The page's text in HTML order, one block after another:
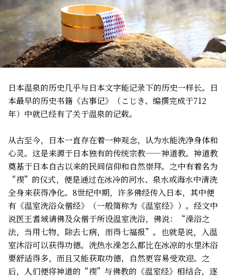
日本温泉的历史几乎与日本文字能记录下的历史一样长。日
本最早的历史书籍《古事记》（こじき、编撰完成于712
年）中就已经有了关于温泉的记载。
从古至今，日本一直存在着一种观念，认为水能洗净身体和
心灵。这是来源于日本独有的传统宗教——神道教。神道教
奠基于日本自古以来的民间信仰和自然崇拜。之中有着名为
“禊”的仪式，便是通过在冰冷的河水、泉水或海水中清洗
全身来获得净化。8世纪中期，许多佛经传入日本，其中便
有《温室洗浴众僧经》（一般简称为《温室经》）。经文中
说医王耆域请佛及众僧于所设温室洗浴，佛说：“澡浴之
法，当用七物，除去七病，而得七福报”。也就是说，入温
室沐浴可以获得功德。洗热水澡怎么都比在冰凉的水里沐浴
要舒适得多，而且又能获取功德，自然更容易受欢迎。之
后，人们便将神道的“禊”与佛教的《温室经》相结合，逐